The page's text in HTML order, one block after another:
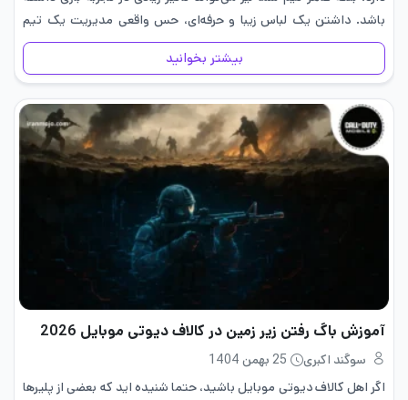
باشد. داشتن یک لباس زیبا و حرفه‌ای، حس واقعی مدیریت یک تیم
بزرگ را…
بیشتر بخوانید
آموزش باگ رفتن زیر زمین در کالاف دیوتی موبایل 2026
سوگند اکبری
25 بهمن 1404
اگر اهل کالاف دیوتی موبایل باشید، حتما شنیده اید که بعضی از پلیرها